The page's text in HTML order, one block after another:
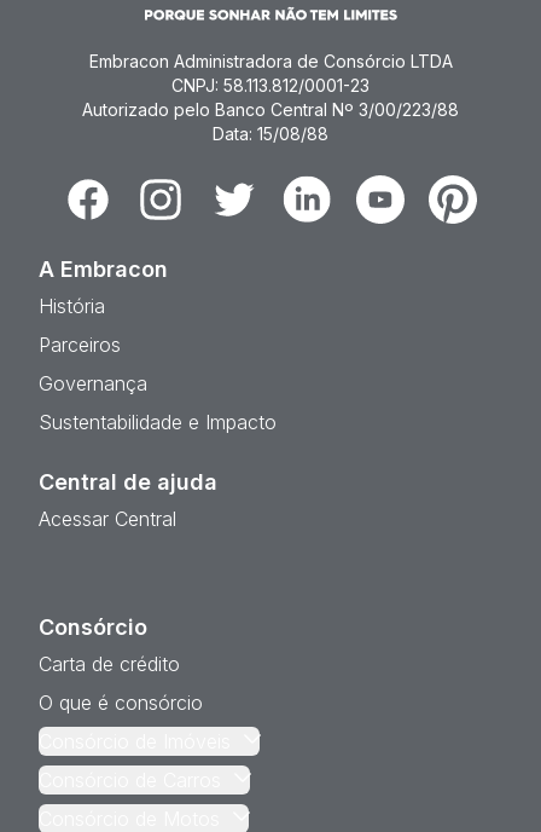
Embracon Administradora de Consórcio LTDA
CNPJ: 58.113.812/0001-23
Autorizado pelo Banco Central Nº 3/00/223/88
Data: 15/08/88
FacebookInstagramTwitter LinkedinYoutubePinterest
A Embracon
História
Parceiros
Governança
Sustentabilidade e Impacto
Central de ajuda
Acessar Central
Consórcio
Carta de crédito
O que é consórcio
Consórcio de Imóveis
Consórcio de Carros
Consórcio de Motos